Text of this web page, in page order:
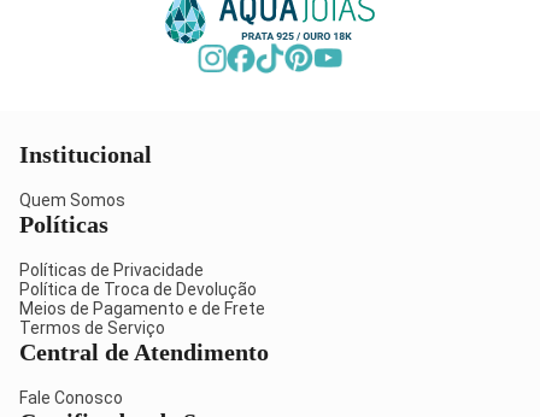
Institucional
Quem Somos
Políticas
Políticas de Privacidade
Política de Troca de Devolução
Meios de Pagamento e de Frete
Termos de Serviço
Central de Atendimento
Fale Conosco